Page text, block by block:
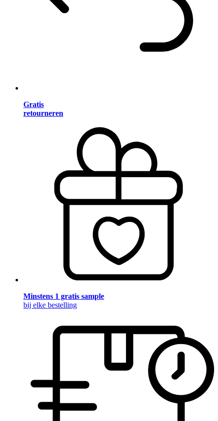
Gratis
retourneren
Minstens 1 gratis sample
bij elke bestelling